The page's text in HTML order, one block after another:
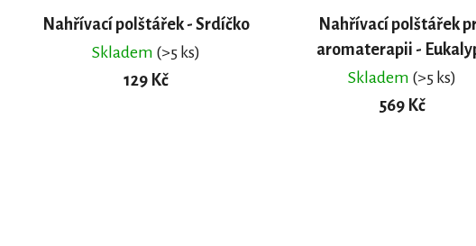
Nahřívací polštářek - Srdíčko
Skladem (>5 ks)
129 Kč
Nahřívací polštářek
aromaterapii -
Skladem (>5 ks)
569 Kč